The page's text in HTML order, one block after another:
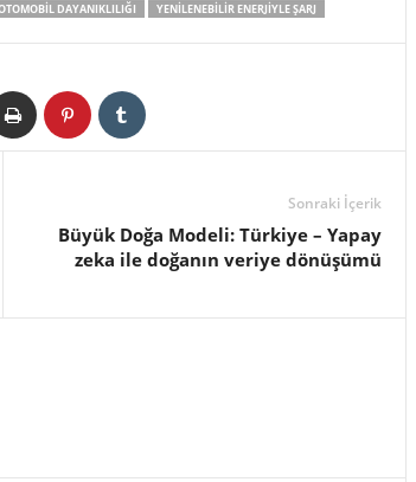
DAYANIKLILIĞI YENILENEBILIR ENERJIYLE ŞARJ
Sonraki İçerik
Büyük Doğa Modeli: Türkiye – Yapay
zeka ile doğanın veriye dönüşümü